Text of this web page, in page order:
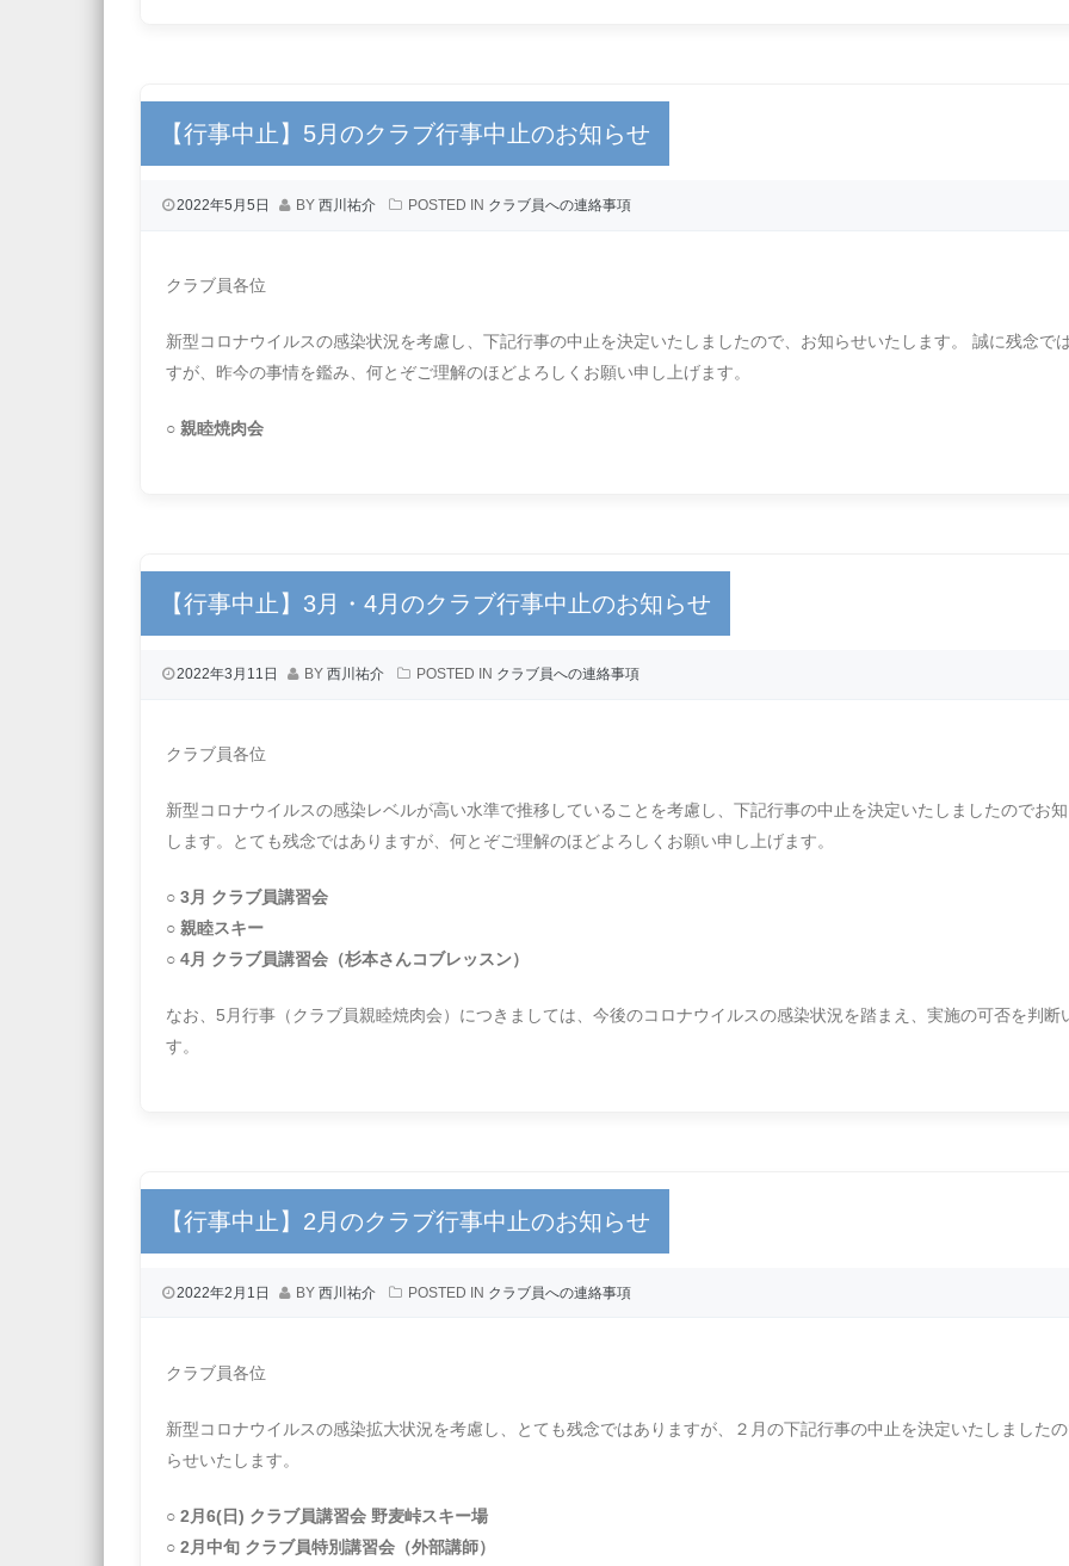
【行事中止】5月のクラブ行事中止のお知らせ
2022年5月5日 BY 西川祐介 POSTED IN クラブ員への連絡事項
クラブ員各位
新型コロナウイルスの感染状況を考慮し、下記行事の中止を決定いたしましたので、お知らせいたします。 誠に残念で
すが、昨今の事情を鑑み、何とぞご理解のほどよろしくお願い申し上げます。
○ 親睦焼肉会
【行事中止】3月・4月のクラブ行事中止のお知らせ
2022年3月11日 BY 西川祐介 POSTED IN クラブ員への連絡事項
クラブ員各位
新型コロナウイルスの感染レベルが高い水準で推移していることを考慮し、下記行事の中止を決定いたしましたのでお
します。とても残念ではありますが、何とぞご理解のほどよろしくお願い申し上げます。
○ 3月 クラブ員講習会
○ 親睦スキー
○ 4月 クラブ員講習会（杉本さんコブレッスン）
なお、5月行事（クラブ員親睦焼肉会）につきましては、今後のコロナウイルスの感染状況を踏まえ、実施の可否を判断
す。
【行事中止】2月のクラブ行事中止のお知らせ
2022年2月1日 BY 西川祐介 POSTED IN クラブ員への連絡事項
クラブ員各位
新型コロナウイルスの感染拡大状況を考慮し、とても残念ではありますが、２月の下記行事の中止を決定いたしました
らせいたします。
○ 2月6(日) クラブ員講習会 野麦峠スキー場
○ 2月中旬 クラブ員特別講習会（外部講師）